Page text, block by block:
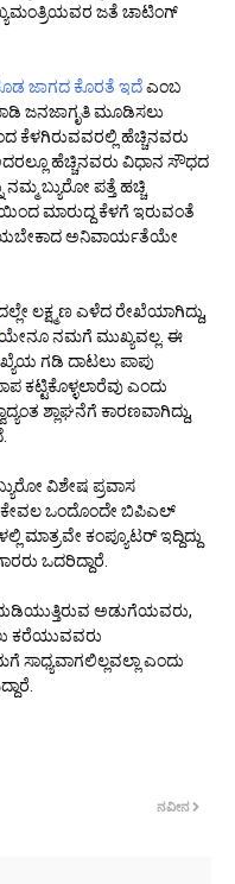
ಜತೆ ಚಾಟಿಂಗ್
ಜಾಗದ ಕೊರತೆ ಇದೆಎಂಬ
ಜನಜಾಗೃತಿ ಮೂಡಿಸಲು
ಕೆಳಗಿರುವವರಲ್ಲಿ ಹೆಚ್ಚಿನವರು
ಹೆಚ್ಚಿನವರು ವಿಧಾನ ಸೌಧದ
ನಮ್ಮ ಬ್ಯುರೋ ಪತ್ತೆ ಹಚ್ಚಿ
ಮಾರುದ್ದ ಕೆಳಗೆ ಇರುವಂತೆ
ಅನಿವಾರ್ಯತೆಯೇ
ಲಕ್ಷ್ಮಣ ಎಳೆದ ರೇಖೆಯಾಗಿದ್ದು,
ನಮಗೆ ಮುಖ್ಯವಲ್ಲ. ಈ
ಗಡಿ ದಾಟಲು ಪಾಪು
ಕಟ್ಟಿಕೊಳ್ಳಲಾರೆವು ಎಂದು
ಶ್ಲಾಘನೆಗೆ ಕಾರಣವಾಗಿದ್ದು,
ವಿಶೇಷ ಪ್ರವಾಸ
ಕೇವಲ ಒಂದೊಂದೇ ಬಿಪಿಎಲ್
ಕಂಪ್ಯೂಟರ್ ಇದ್ದಿದ್ದು
ಒದರಿದ್ದಾರೆ.
ಅಡುಗೆಯವರು,
ಕರೆಯುವವರು
ಸಾಧ್ಯವಾಗಲಿಲ್ಲವಲ್ಲಾ ಎಂದು
ನವೀನ